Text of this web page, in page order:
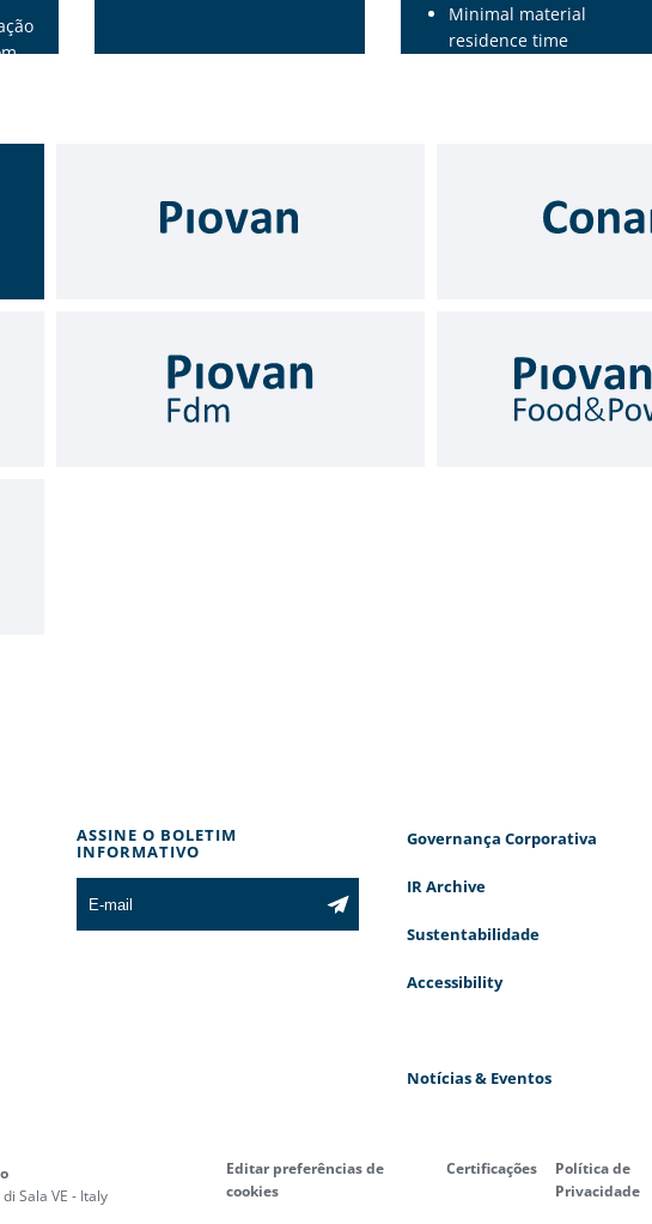
Minimal material
residence time
ASSINE O BOLETIM
INFORMATIVO
Governança Corporativa
IR Archive
Sustentabilidade
Accessibility
Notícias & Eventos
Sala VE - Italy
Editar preferências de
cookies
Certificações
Política de
Privacidade